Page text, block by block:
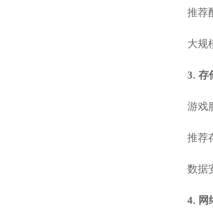
推荐
大规
3. 存
游戏
推荐
数据
4. 网